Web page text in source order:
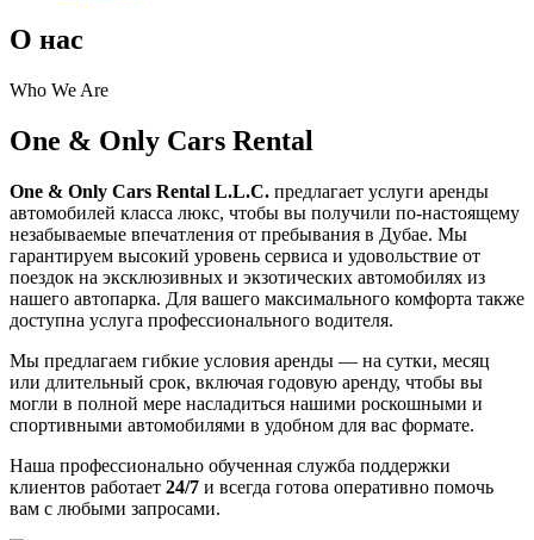
О нас
Who We Are
One & Only Cars Rental
One & Only Cars Rental L.L.C. предлагает услуги аренды
автомобилей класса люкс, чтобы вы получили по-настоящему
незабываемые впечатления от пребывания в Дубае. Мы
гарантируем высокий уровень сервиса и удовольствие от
поездок на эксклюзивных и экзотических автомобилях из
нашего автопарка. Для вашего максимального комфорта также
доступна услуга профессионального водителя.
Мы предлагаем гибкие условия аренды — на сутки, месяц
или длительный срок, включая годовую аренду, чтобы вы
могли в полной мере насладиться нашими роскошными и
спортивными автомобилями в удобном для вас формате.
Наша профессионально обученная служба поддержки
клиентов работает 24/7 и всегда готова оперативно помочь
вам с любыми запросами.